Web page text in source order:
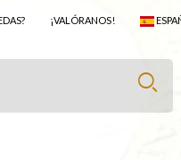
¡VALÓRANOS!